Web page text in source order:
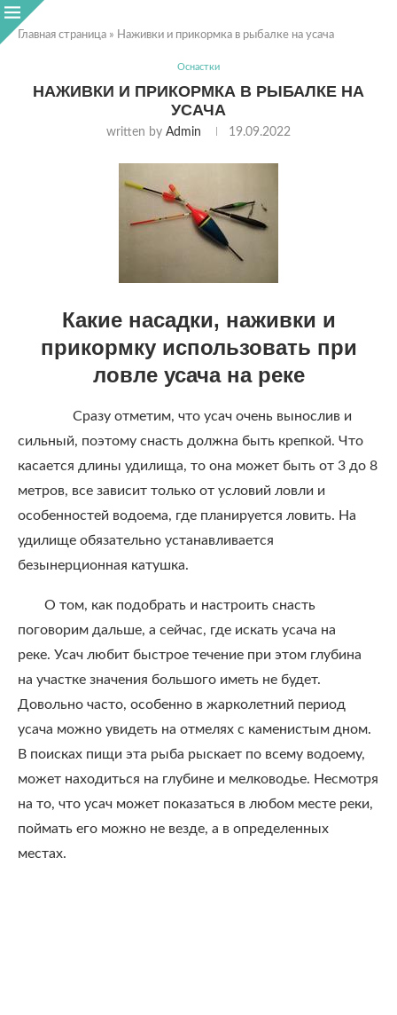
Главная страница » Наживки и прикормка в рыбалке на усача
Оснастки
НАЖИВКИ И ПРИКОРМКА В РЫБАЛКЕ НА
УСАЧА
written by Admin 19.09.2022
Какие насадки, наживки и
прикормку использовать при
ловле усача на реке
Сразу отметим, что усач очень вынослив и
сильный, поэтому снасть должна быть крепкой. Что
касается длины удилища, то она может быть от 3 до 8
метров, все зависит только от условий ловли и
особенностей водоема, где планируется ловить. На
удилище обязательно устанавливается
безынерционная катушка.
О том, как подобрать и настроить снасть
поговорим дальше, а сейчас, где искать усача на
реке. Усач любит быстрое течение при этом глубина
на участке значения большого иметь не будет.
Довольно часто, особенно в жарколетний период
усача можно увидеть на отмелях с каменистым дном.
В поисках пищи эта рыба рыскает по всему водоему,
может находиться на глубине и мелководье. Несмотря
на то, что усач может показаться в любом месте реки,
поймать его можно не везде, а в определенных
местах.